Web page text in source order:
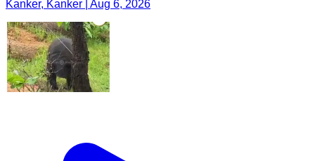
Kanker, Kanker | Aug 6, 2026